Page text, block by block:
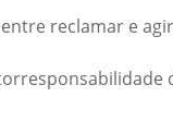
reclamar e